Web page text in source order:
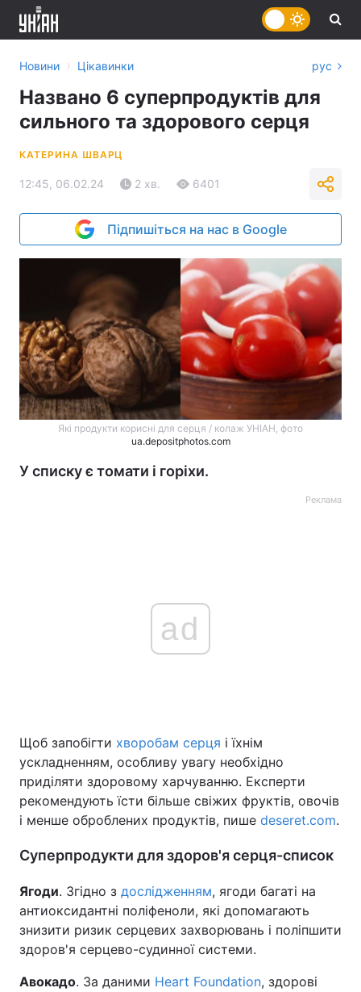
Головна Війна
Україна Політика
Економіка Світ
Спорт Наука
Техно і зв'язок Лайт
Новини › Цікавинки рус
Названо 6 суперпродуктів для
сильного та здорового серця
КАТЕРИНА ШВАРЦ
12:45, 06.02.24 2 хв. 6401
Підпишіться на нас в Google
Які продукти корисні для серця / колаж УНІАН, фото
ua.depositphotos.com
У списку є томати і горіхи.
Реклама
ad
Щоб запобігти хворобам серця і їхнім
ускладненням, особливу увагу необхідно
приділяти здоровому харчуванню. Експерти
рекомендують їсти більше свіжих фруктів, овочів
і менше оброблених продуктів, пише deseret.com.
Суперпродукти для здоров'я серця-список
Ягоди. Згідно з дослідженням, ягоди багаті на
антиоксидантні поліфеноли, які допомагають
знизити ризик серцевих захворювань і поліпшити
здоров'я серцево-судинної системи.
Авокадо. За даними Heart Foundation, здорові